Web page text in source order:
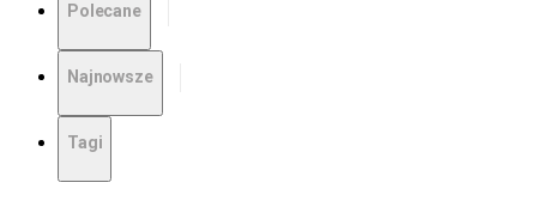
Polecane
Najnowsze
Tagi